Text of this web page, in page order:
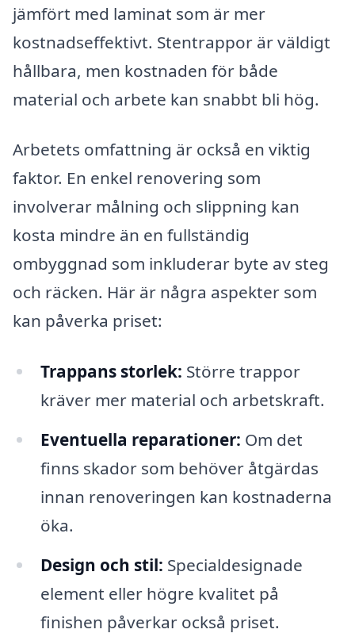
jämfört med laminat som är mer
kostnadseffektivt. Stentrappor är väldigt
hållbara, men kostnaden för både
material och arbete kan snabbt bli hög.
Arbetets omfattning är också en viktig
faktor. En enkel renovering som
involverar målning och slippning kan
kosta mindre än en fullständig
ombyggnad som inkluderar byte av steg
och räcken. Här är några aspekter som
kan påverka priset:
Trappans storlek: Större trappor
kräver mer material och arbetskraft.
Eventuella reparationer: Om det
finns skador som behöver åtgärdas
innan renoveringen kan kostnaderna
öka.
Design och stil: Specialdesignade
element eller högre kvalitet på
finishen påverkar också priset.